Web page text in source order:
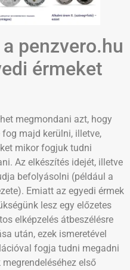
penzvero.hu
érmeket
megmondani azt, hogy
majd kerülni, illetve,
mikor fogjuk tudni
Az elkészítés idejét, illetve
befolyásolni (például a
Emiatt az egyedi érmek
lesz egy előzetes
elképzelés átbeszélésre
után, ezek ismeretével
fogja tudni megadni
első